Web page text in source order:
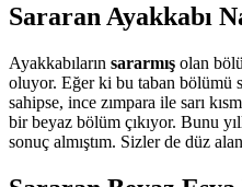
Sararan Ayakkabı
Ayakkabıların sararmış olan
oluyor. Eğer ki bu taban bölümü
sahipse, ince zımpara ile sarı
bir beyaz bölüm çıkıyor. Bunu
sonuç almıştım. Sizler de düz